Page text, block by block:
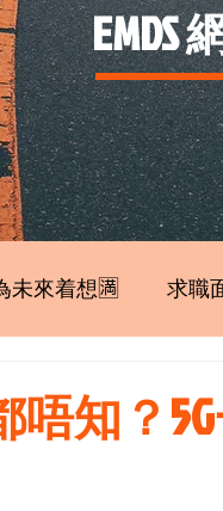
​EMDS
未來着想🈵 求職
唔知？